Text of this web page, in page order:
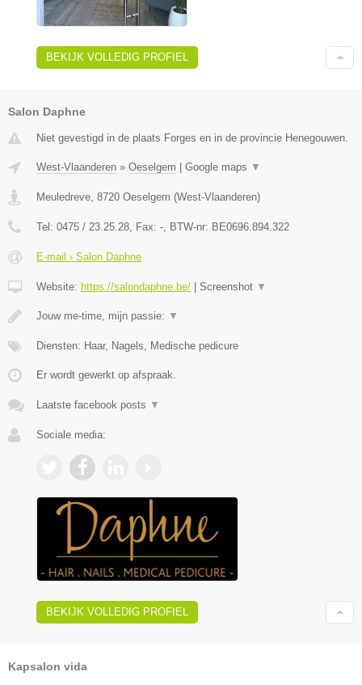
BEKIJK VOLLEDIG PROFIEL
Salon Daphne
Niet gevestigd in de plaats Forges en in de provincie Henegouwen.
West-Vlaanderen » Oeselgem Google maps ▼
Meuledreve, 8720 Oeselgem (West-Vlaanderen)
Tel: 0475 / 23.25.28, Fax: -, BTW-nr: BE0696.894.322
E-mail › Salon Daphne
Website: https://salondaphne.be/ Screenshot ▼
Jouw me-time, mijn passie: ▼
Diensten: Haar, Nagels, Medische pedicure
Er wordt gewerkt op afspraak.
Laatste facebook posts ▼
Sociale media:
BEKIJK VOLLEDIG PROFIEL
Kapsalon vida